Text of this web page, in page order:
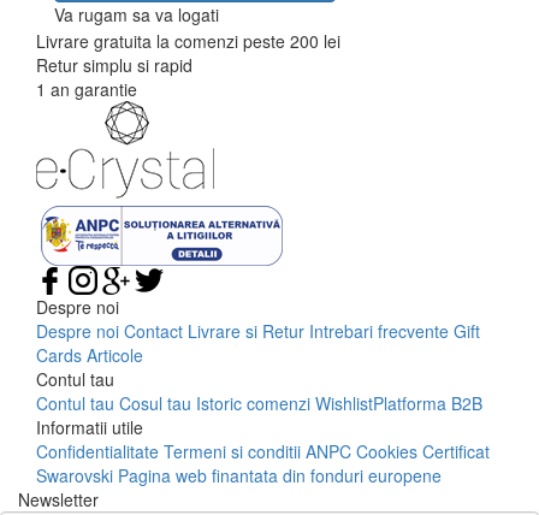
Va rugam sa va logati
Livrare gratuita la comenzi peste 200 lei
Retur simplu si rapid
1 an garantie
Despre noi
Despre noi Contact Livrare si Retur Intrebari frecvente Gift
Cards Articole
Contul tau
Contul tau Cosul tau Istoric comenzi WishlistPlatforma B2B
Informatii utile
Confidentialitate Termeni si conditii ANPC Cookies Certificat
Swarovski Pagina web finantata din fonduri europene
Newsletter